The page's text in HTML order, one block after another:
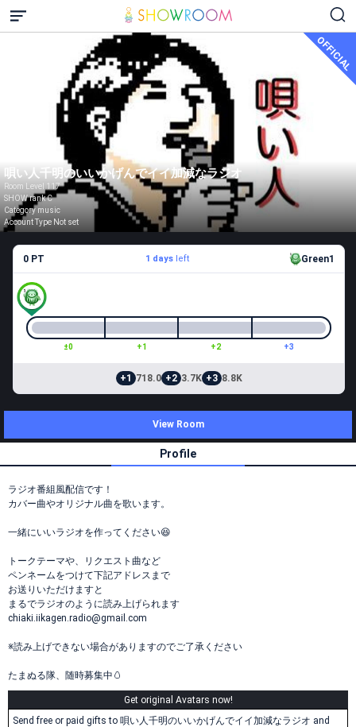
OFFICIAL
唄い人千明のいいかげんでイイ加減なラジオ
Room Level 117
SHOW rank C
Category music
Account Type Not set
0 PT 1 daysleft Green1
±0 +1 +2 +3
+1 718.0 +2 3.7K +3 8.8K
View Room
Profile
ラジオ番組風配信です！
カバー曲やオリジナル曲を歌います。
一緒にいいラジオを作ってください😆
トークテーマや、リクエスト曲など
ペンネームをつけて下記アドレスまで
お送りいただけますと
まるでラジオのように読み上げられます
chiaki.iikagen.radio@gmail.com
※読み上げできない場合がありますのでご了承ください
たまぬる隊、随時募集中🥚
Get original Avatars now!
Send free or paid gifts to 唄い人千明のいいかげんでイイ加減なラジオ and